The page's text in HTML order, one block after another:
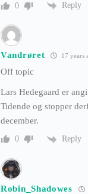
0 Reply
Vandrøret 17 years
Off topic
Lars Hedegaard er
Tidende og stopper
december.
0 Reply
Robin_Shadowes